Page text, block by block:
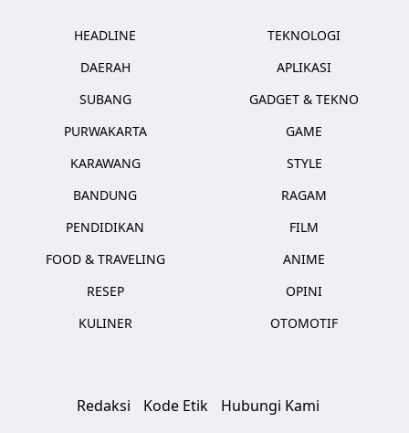
HEADLINE
DAERAH
SUBANG
PURWAKARTA
KARAWANG
BANDUNG
PENDIDIKAN
FOOD & TRAVELING
RESEP
KULINER
TEKNOLOGI
APLIKASI
GADGET & TEKNO
GAME
STYLE
RAGAM
FILM
ANIME
OPINI
OTOMOTIF
Redaksi Kode Etik
Hubungi Kami